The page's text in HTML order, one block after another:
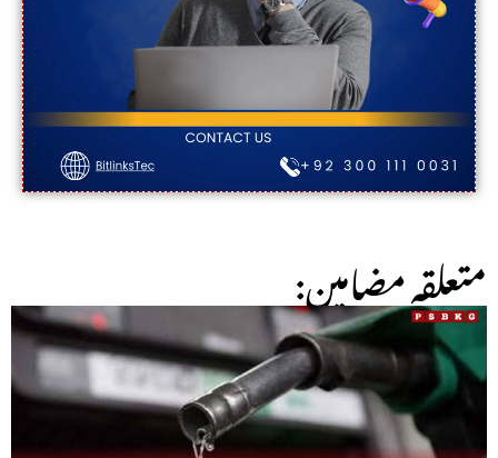
:متعلقہ مضامین